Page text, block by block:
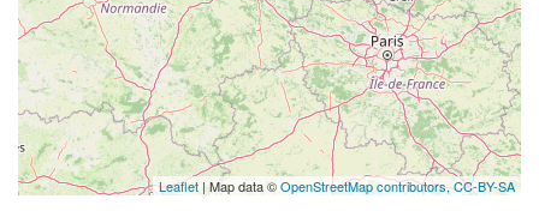
Leaflet | Map data ©OpenStreetMap contributors,CC-BY-SA